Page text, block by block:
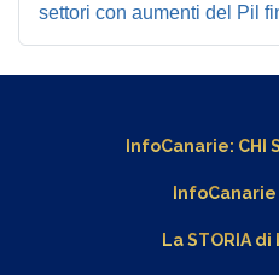
settori con aumenti del Pil
InfoCanarie: CHI
InfoCanarie
La STORIA